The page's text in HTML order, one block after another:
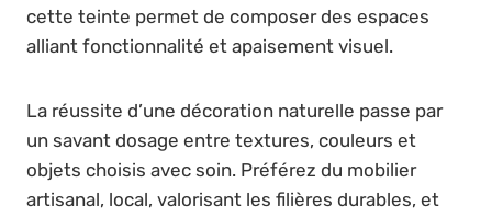
cette teinte permet de composer des espaces
alliant fonctionnalité et apaisement visuel.
La réussite d’une décoration naturelle passe par
un savant dosage entre textures, couleurs et
objets choisis avec soin. Préférez du mobilier
artisanal, local, valorisant les filières durables, et